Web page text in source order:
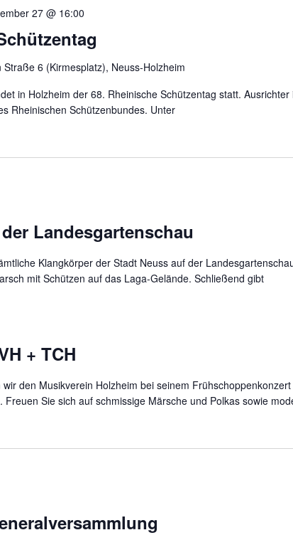
27 @ 16:00
Straße 6 (Kirmesplatz), Neuss-Holzheim
in Holzheim der 68. Rheinische Schützentag statt. Ausrichter
Rheinischen Schützenbundes. Unter
Landesgartenschau
Klangkörper der Stadt Neuss auf der
mit Schützen auf das Laga-Gelände. Schließend gibt
+ TCH
den Musikverein Holzheim bei seinem Frühschoppenkonzert
Freuen Sie sich auf schmissige Märsche und Polkas sowie